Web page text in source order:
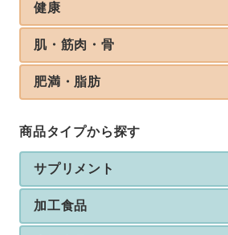
健康
肌・筋肉・骨
肥満・脂肪
商品タイプから探す
サプリメント
加工食品